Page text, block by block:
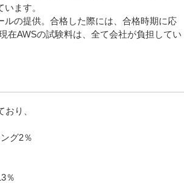
ます。
ルの提供。合格した際には、合格時期に応
在AWSの試験料は、全て会社が負担してい
り、
グ2％
％